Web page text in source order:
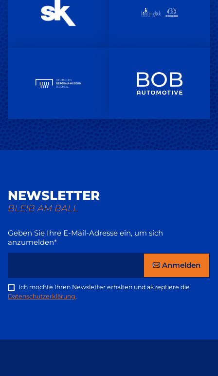
NEWSLETTER
BLEIB AM BALL
Geben Sie Ihre E-Mail-Adresse ein, um sich
anzumelden*
Anmelden
Ich möchte Ihren Newsletter erhalten und akzeptiere die
Datenschutzerklärung.